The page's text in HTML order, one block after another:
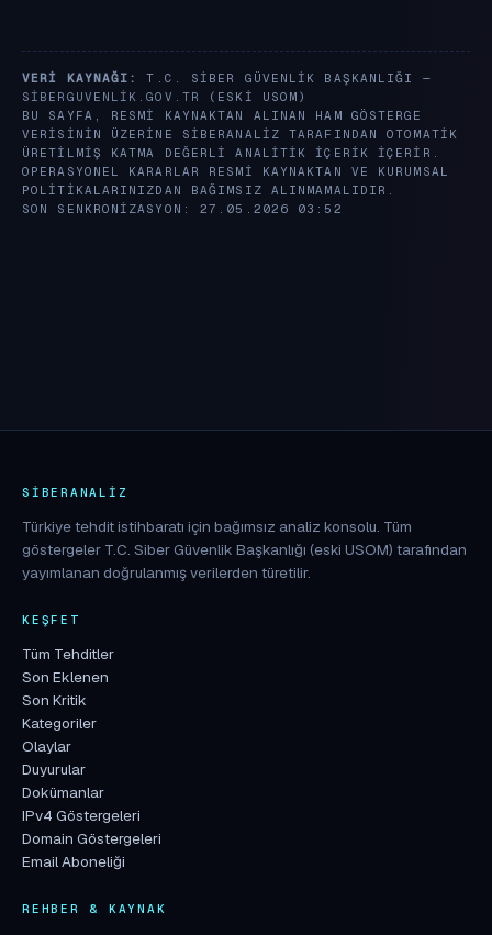
VERI KAYNAĞI:
T.C. SIBER GÜVENLIK BAŞKANLIĞI —
SIBERGUVENLIK.GOV.TR
(ESKI USOM)
BU SAYFA, RESMI KAYNAKTAN ALINAN HAM GÖSTERGE
VERISININ ÜZERINE SIBERANALIZ TARAFINDAN OTOMATIK
ÜRETILMIŞ KATMA DEĞERLI ANALITIK IÇERIK IÇERIR.
OPERASYONEL KARARLAR RESMI KAYNAKTAN VE KURUMSAL
POLITIKALARINIZDAN BAĞIMSIZ ALINMAMALIDIR.
SON SENKRONIZASYON: 27.05.2026 03:52
SIBERANALIZ
Türkiye tehdit istihbaratı için bağımsız analiz konsolu. Tüm
göstergeler T.C. Siber Güvenlik Başkanlığı (eski USOM) tarafından
yayımlanan doğrulanmış verilerden türetilir.
KEŞFET
Tüm Tehditler
Son Eklenen
Son Kritik
Kategoriler
Olaylar
Duyurular
Dokümanlar
IPv4 Göstergeleri
Domain Göstergeleri
Email Aboneliği
REHBER & KAYNAK